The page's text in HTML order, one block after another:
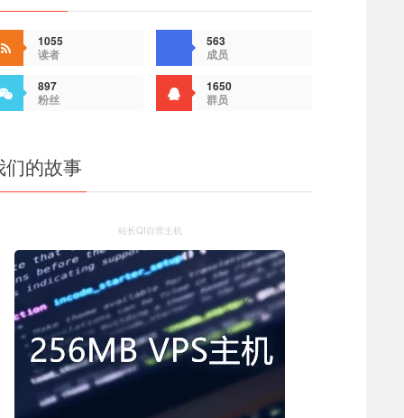
1055
读者
563
成员
897
粉丝
1650
群员
们的故事
站长QI自营主机